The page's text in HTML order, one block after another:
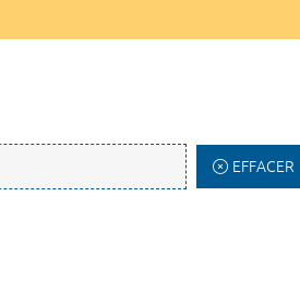
EFFACER